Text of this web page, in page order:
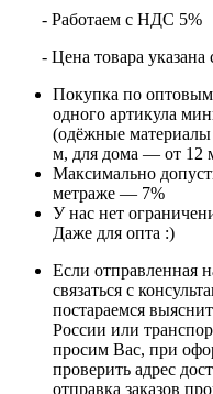
- Работаем с НДС 5%
- Цена товара указана
Покупка по оптовым
одного артикула
(одёжные
м, для дома — от 12
Максимально
метраже — 7%
У нас нет
Даже для опта :)
Если отправленная
связаться с
постараемся
России или
просим Вас, при
проверить адрес
отправка заказов